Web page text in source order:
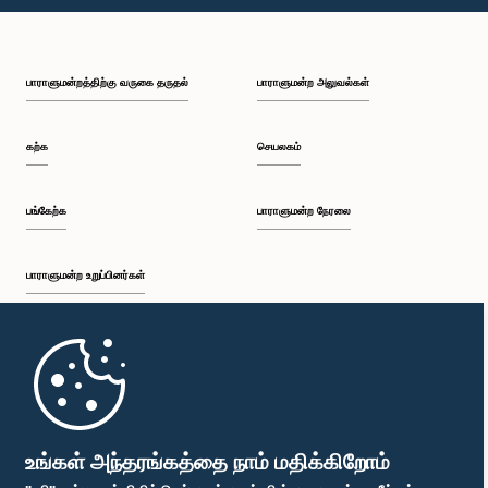
உங்கள் அந்தரங்கத்தை நாம் மதிக்கிறோம்
பி.ப. 1:49 - பி.ப. 1:56
பி.ப. 2:05 - பி.ப. 2:29
பி.ப. 2:54 - பி.ப. 3:09
பாராளுமன்றத்திற்கு வருகை தருதல்
கற்க
பங்கேற்க
பாராளுமன்ற உறுப்பினர்கள்
முதற்பக்கம்
பாராளுமன்ற அலுவல்கள்
செயலகம்
பாராளுமன்ற நேரலை
பாராளுமன்ற கையடக்க செயலி